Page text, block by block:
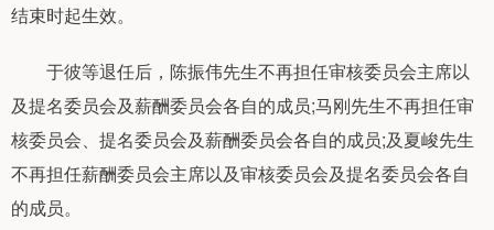
结束时起生效。
于彼等退任后，陈振伟先生不再担任审核委员会主席以
及提名委员会及薪酬委员会各自的成员;马刚先生不再担任审
核委员会、提名委员会及薪酬委员会各自的成员;及夏峻先生
不再担任薪酬委员会主席以及审核委员会及提名委员会各自
的成员。